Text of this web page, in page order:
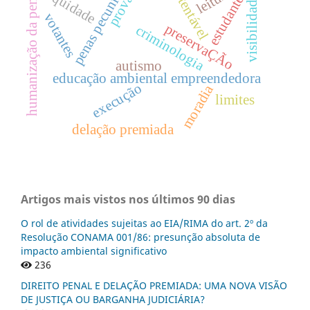
preservaÇÃo
criminologia
educação ambiental empreendedora
humanização da pena moradia
execução
delação premiada
limites
prova estudante
autismo
visibilidade
votantes
Artigos mais vistos nos últimos 90 dias
O rol de atividades sujeitas ao EIA/RIMA do art. 2º da
Resolução CONAMA 001/86: presunção absoluta de
impacto ambiental significativo
236
DIREITO PENAL E DELAÇÃO PREMIADA: UMA NOVA VISÃO
DE JUSTIÇA OU BARGANHA JUDICIÁRIA?